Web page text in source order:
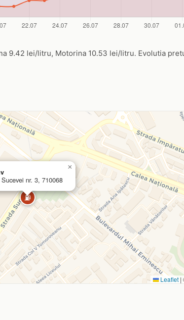
9.42 lei/litru, Motorina 10.53 lei/litru. Evolutia
⛽
nr. 3, 710068
×
Leaflet |